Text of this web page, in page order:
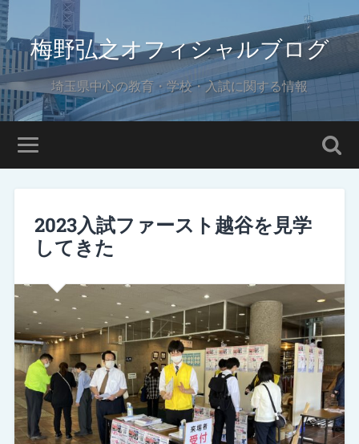
梅野弘之オフィシャルブログ
埼玉県中心の教育・学校・入試に関する情報
2023入試ファースト越谷を見学
してきた